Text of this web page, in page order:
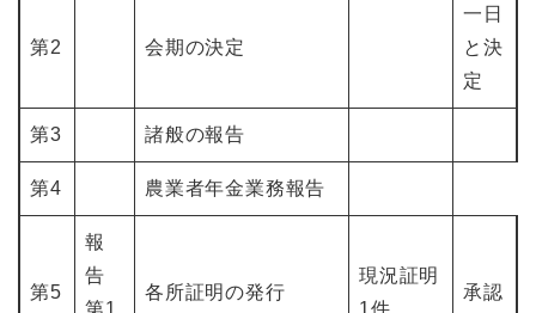
第2 会期の決定
一日
と決
定
第3 諸般の報告
第4 農業者年金業務報告
第5
報
告
第1
各所証明の発行
現況証明
1件
承認